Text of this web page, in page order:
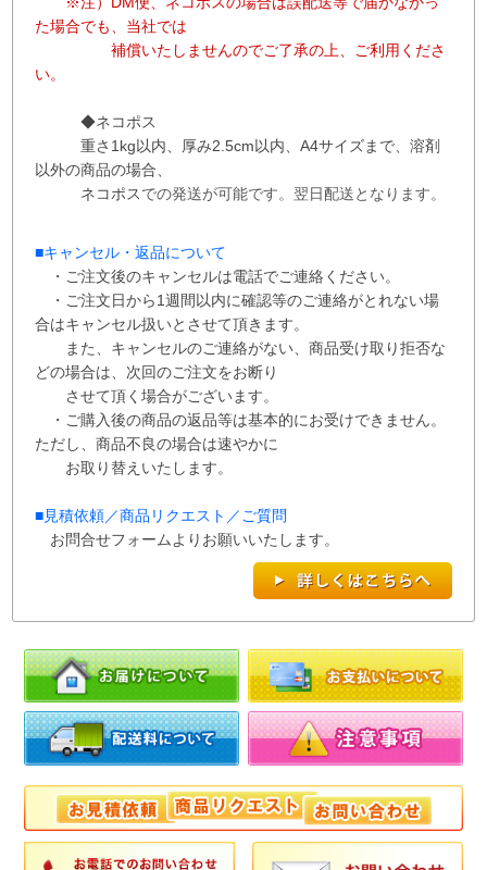
た場合でも、当社では
補償いたしませんのでご了承の上、ご利用くださ
い。
◆ネコポス
重さ1kg以内、 厚み2.5cm以内、A4サイズまで、溶剤
以外の商品の場合、
ネコポスでの発送が可能です。 翌日配送となります。
■キャンセル・返品について
・ご注文後のキャンセルは電話でご連絡ください。
・ご注文日から1週間以内に確認等のご連絡がとれない場
合はキャンセル扱いとさせて頂き ます。
また、 キャンセルのご連絡がない、商品受け取り拒否な
どの場合は、次回のご注文をお断り
させて頂く場合がございます。
・ご購入後の商品の返品等は基本的にお受けできません。
ただし、商品不良の場合は速やかに
お取り替えいたします。
■見積依頼／商品リクエスト／ご質問
お問合せフォームよりお願いいたします。